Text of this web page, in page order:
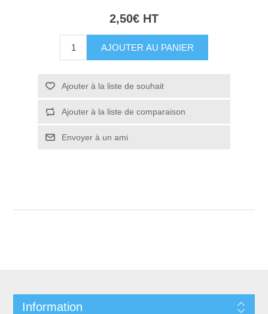
2,50€ HT
AJOUTER AU PANIER
Ajouter à la liste de souhait
Ajouter à la liste de comparaison
Envoyer à un ami
Information